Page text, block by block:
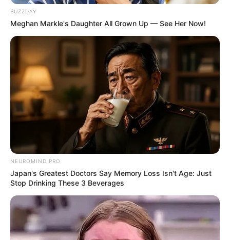
10 Diet Sehat Menurunkan
Berhasil
13 Manfaat Tepung
untuk Kesehatan Tubuh
BUZZDAY
Meghan Markle's Daughter All Grown Up — See Her Now!
NEUROMIND PRO
Japan's Greatest Doctors Say Memory Loss Isn't Age: Just
Stop Drinking These 3 Beverages